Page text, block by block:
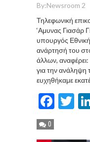
By:Newsroom 2
Τηλεφωνική
‘Αμυνας Γιασάρ
υπουργός
ανάρτησή του
άλλων,
για την ανάληψη
ευχηθήκαμε
0